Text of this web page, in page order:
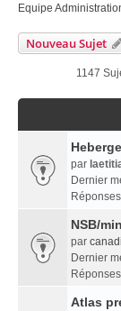
Equipe
Nouveau Sujet
1147
par
Dernier
NSB/
par
Dernier
Atlas